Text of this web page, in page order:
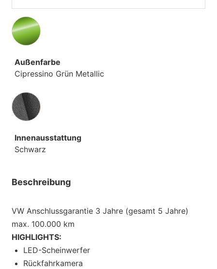
Außenfarbe
Cipressino Grün Metallic
Innenausstattung
Innenausstattung
Schwarz
Beschreibung
VW Anschlussgarantie 3 Jahre (gesamt 5 Jahre)
max. 100.000 km
HIGHLIGHTS:
LED-Scheinwerfer
Rückfahrkamera